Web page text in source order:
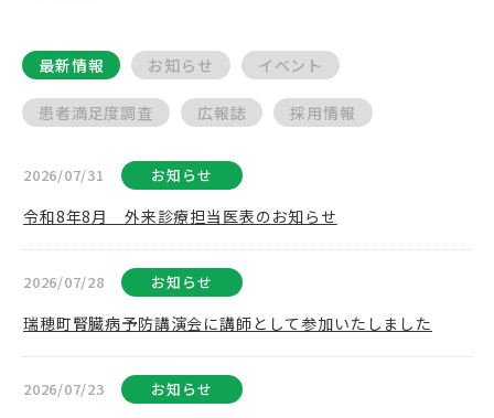
最新情報 お知らせ イベント
患者満足度調査 広報誌 採用情報
2026/07/31 お知らせ
令和8年8月 外来診療担当医表のお知らせ
2026/07/28 お知らせ
瑞穂町腎臓病予防講演会に講師として参加いたしました
2026/07/23 お知らせ